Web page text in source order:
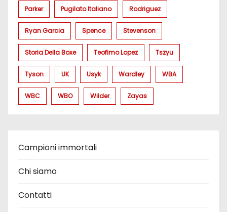
Parker Pugilato Italiano Rodriguez
Ryan Garcia Spence Stevenson
Storia Della Boxe Teofimo Lopez Tszyu
Tyson UK Usyk Wardley WBA
WBC WBO Wilder Zayas
Campioni immortali
Chi siamo
Contatti